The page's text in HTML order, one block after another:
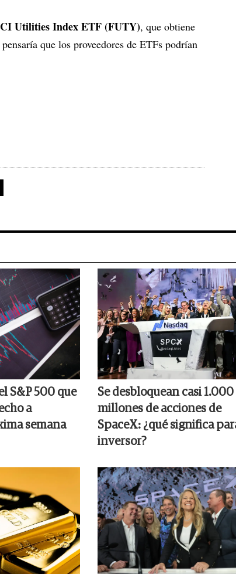
Utilities Index ETF (FUTY), que obtiene
que los proveedores de ETFs podrían
S&P 500 que
a
semana
Se desbloquean casi 1.000
millones de acciones de
SpaceX: ¿qué significa
inversor?